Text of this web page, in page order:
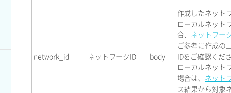
network_id ネットワークID body
作成したネット
ローカルネット
合、 ネットワー
ご参考に作成の
IDをご確認くださ
ローカルネット
場合は、 ネット
ス結果から対象